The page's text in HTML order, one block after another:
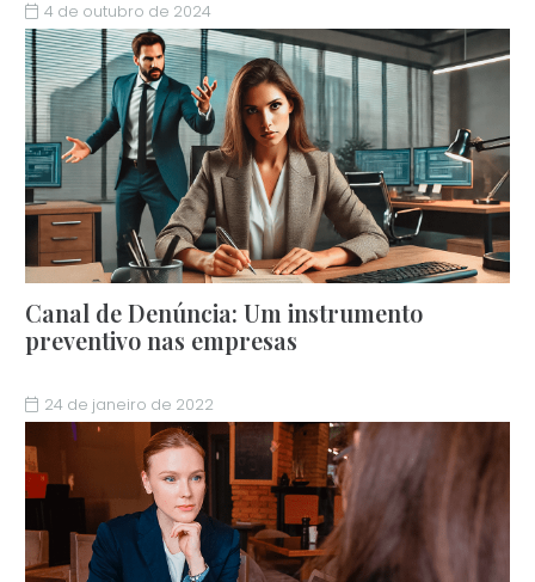
4 de outubro de 2024
Canal de Denúncia: Um instrumento
preventivo nas empresas
24 de janeiro de 2022